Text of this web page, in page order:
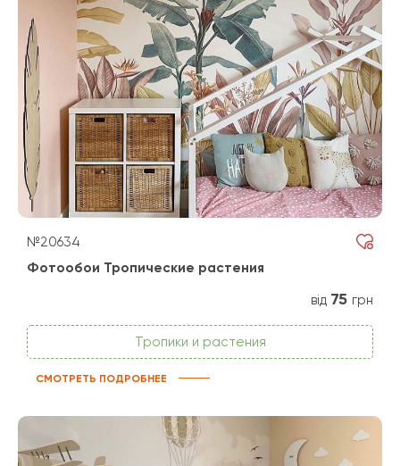
№20634
Фотообои Тропические растения
від 75 грн
Тропики и растения
СМОТРЕТЬ ПОДРОБНЕЕ